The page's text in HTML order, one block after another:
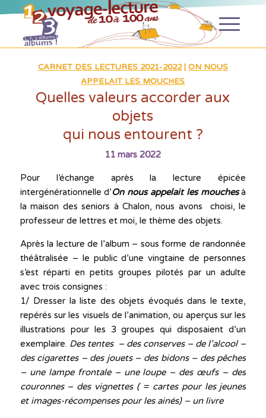
CARNET DES LECTURES 2021-2022| ON NOUS
APPELAIT LES MOUCHES
Quelles valeurs accorder aux
objets
qui nous entourent ?
11 mars 2022
Pour l’échange après la lecture épicée
intergénérationnelle d’On nous appelait les mouchesà
la maison des seniors à Chalon, nous avons choisi, le
professeur de lettres et moi, le thème des objets.
Après la lecture de l’album – sous forme de randonnée
théâtralisée – le public d’une vingtaine de personnes
s’est réparti en petits groupes pilotés par un adulte
avec trois consignes :
1/ Dresser la liste des objets évoqués dans le texte,
repérés sur les visuels de l’animation, ou aperçus sur les
illustrations pour les 3 groupes qui disposaient d’un
exemplaire. Des tentes – des conserves – de l’alcool –
des cigarettes – des jouets – des bidons – des pêches
– une lampe frontale – une loupe – des œufs – des
couronnes – des vignettes ( = cartes pour les jeunes
et images-récompenses pour les ainés) – un livre